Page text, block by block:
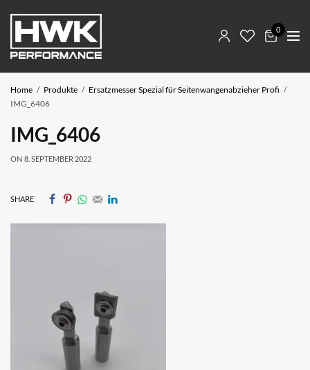
0
Home Produkte
Ersatzmesser Spezial für Seitenwangenabzieher Profi
IMG_6406
IMG_6406
ON 8. SEPTEMBER 2022
SHARE